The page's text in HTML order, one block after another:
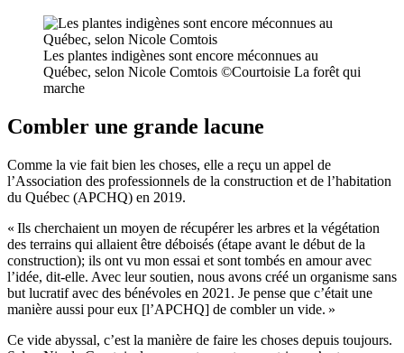
Les plantes indigènes sont encore méconnues au
Québec, selon Nicole Comtois ©Courtoisie La forêt qui
marche
Combler une grande lacune
Comme la vie fait bien les choses, elle a reçu un appel de
l’Association des professionnels de la construction et de l’habitation
du Québec (APCHQ) en 2019.
« Ils cherchaient un moyen de récupérer les arbres et la végétation
des terrains qui allaient être déboisés (étape avant le début de la
construction); ils ont vu mon essai et sont tombés en amour avec
l’idée, dit-elle. Avec leur soutien, nous avons créé un organisme sans
but lucratif avec des bénévoles en 2021. Je pense que c’était une
manière aussi pour eux [l’APCHQ] de combler un vide. »
Ce vide abyssal, c’est la manière de faire les choses depuis toujours.